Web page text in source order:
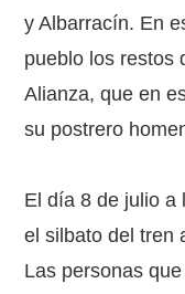
y Albarracín. En
pueblo los restos
Alianza, que en
su postrero
El día 8 de julio a
el silbato del tren
Las personas